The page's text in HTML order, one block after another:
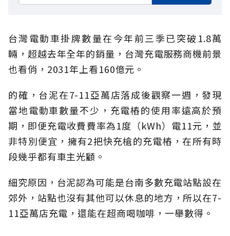
台灣電動車掛牌數量在今年前三季已突破1.8萬
輛，超越去年全年的銷量，台灣充電服務商機前景
也看俏，2031年上看160億元。
的確，台泥在7-11亞萬店落成後觀察一週，發現
當地電動車數量不少，充電樁的使用率遠高於預
期，即便充電收費費率為1度（kWh）電11元，並
非特別便宜，擁有2把快充槍的充電樁，在所有時
段幾乎都有車主光顧。
細究原因，台泥認為可能是台南多數充電站點設在
郊外，站點也沒有其他可以休息的地方，所以在7-
11亞萬店充電，還能在超商喝咖啡，一舉數得。